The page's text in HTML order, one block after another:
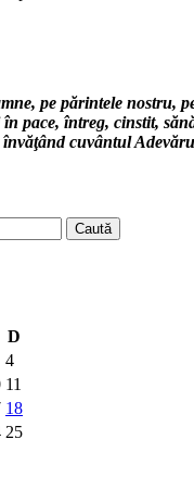
pe părintele nostru,
pace, întreg, cinstit,
învăţând cuvântul
Caută
D
4
11
18
25